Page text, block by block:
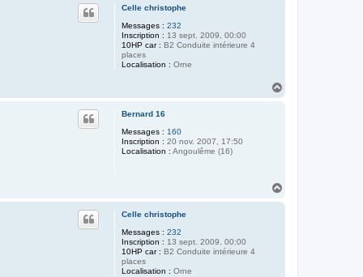
Celle christophe
Messages : 232
Inscription : 13 sept. 2009, 00:00
10HP car : B2 Conduite intérieure 4
places
Localisation : Orne
Bernard 16
Messages : 160
Inscription : 20 nov. 2007, 17:50
Localisation : Angoulême (16)
Celle christophe
Messages : 232
Inscription : 13 sept. 2009, 00:00
10HP car : B2 Conduite intérieure 4
places
Localisation : Orne